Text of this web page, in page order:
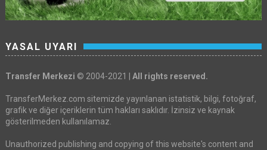
YASAL UYARI
Transfer Merkezi © 2004-2021 | All rights reserved.
TransferMerkez.com sitemizde yayınlanan istatistik, bilgi, fotoğraf,
grafik ve diğer içeriklerin tüm hakları saklıdır. İzinsiz ve kaynak
gösterilmeden kullanılamaz.
Unauthorized publishing and copying of this website's content and